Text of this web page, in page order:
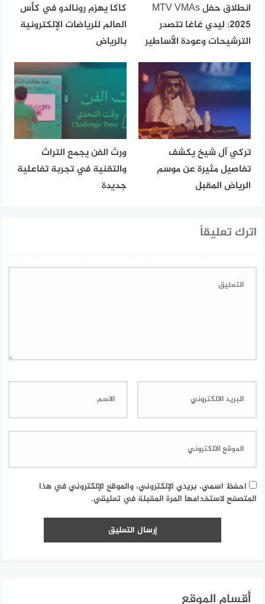
انطلاق حفل MTV VMAs
2025: ليدي غاغا تتصدر
الترشيحات وعودة الأساطير
كاكا يهزم رونالدو في كأس
العالم للرياضات الإلكترونية
بالرياض
تركي آل شيخ يكشف
تفاصيل مثيرة عن موسم
الرياض المقبل
وِرث الفن يجمع التراث
والتقنية في تجربة تفاعلية
جديدة
اترك تعليقاً
احفظ اسمي، بريدي الإلكتروني، والموقع الإلكتروني في هذا
المتصفح لاستخدامها المرة المقبلة في تعليقي.
أقسام الموقع